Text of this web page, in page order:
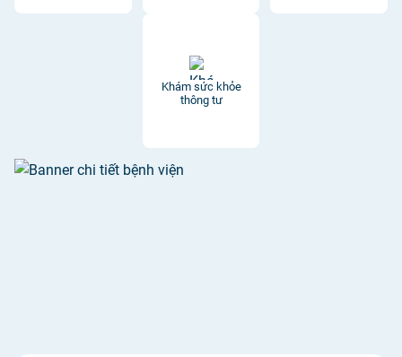
Khám sức khỏe
thông tư